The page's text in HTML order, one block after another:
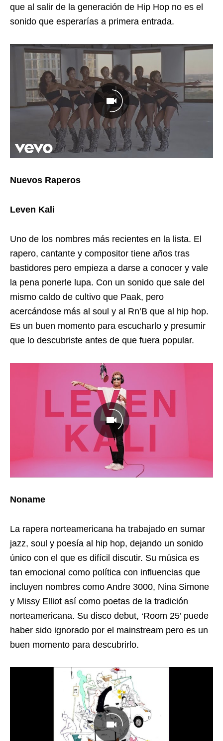
que al salir de la generación de Hip Hop no es el
sonido que esperarías a primera entrada.
Nuevos Raperos
Leven Kali
Uno de los nombres más recientes en la lista. El
rapero, cantante y compositor tiene años tras
bastidores pero empieza a darse a conocer y vale
la pena ponerle lupa. Con un sonido que sale del
mismo caldo de cultivo que Paak, pero
acercándose más al soul y al Rn’B que al hip hop.
Es un buen momento para escucharlo y presumir
que lo descubriste antes de que fuera popular.
Noname
La rapera norteamericana ha trabajado en sumar
jazz, soul y poesía al hip hop, dejando un sonido
único con el que es difícil discutir. Su música es
tan emocional como política con influencias que
incluyen nombres como Andre 3000, Nina Simone
y Missy Elliot así como poetas de la tradición
norteamericana. Su disco debut, ‘Room 25’ puede
haber sido ignorado por el mainstream pero es un
buen momento para descubrirlo.